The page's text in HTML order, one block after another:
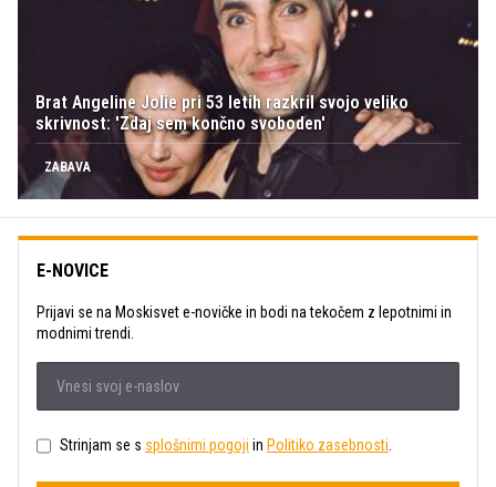
Brat Angeline Jolie pri 53 letih razkril svojo veliko
skrivnost: 'Zdaj sem končno svoboden'
ZABAVA
E-NOVICE
Prijavi se na Moskisvet e-novičke in bodi na tekočem z lepotnimi in
modnimi trendi.
Strinjam se s splošnimi pogoji in Politiko zasebnosti.